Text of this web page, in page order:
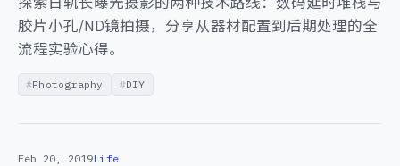
胶片小孔/ND镜拍摄，分享从器材配置到后期处理的全
流程实验心得。
Photography DIY
Feb 20, 2019Life